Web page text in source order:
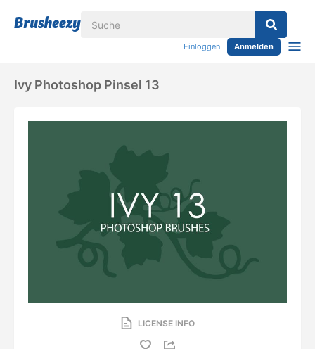
Einloggen Anmelden
Ivy Photoshop Pinsel 13
LICENSE INFO